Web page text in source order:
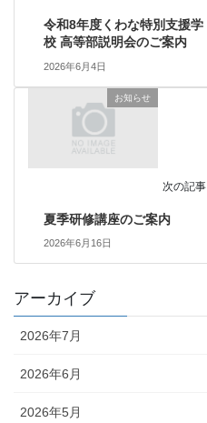
令和8年度くわな特別支援学
校 高等部説明会のご案内
2026年6月4日
お知らせ
次の記事
夏季研修講座のご案内
2026年6月16日
アーカイブ
2026年7月
2026年6月
2026年5月